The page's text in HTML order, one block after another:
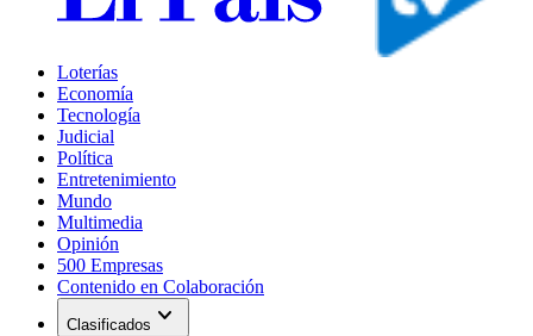
Loterías
Economía
Tecnología
Judicial
Política
Entretenimiento
Mundo
Multimedia
Opinión
500 Empresas
Contenido en Colaboración
Clasificados expand_more